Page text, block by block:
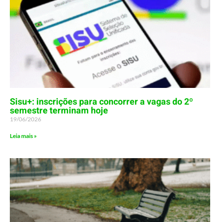
Sisu+: inscrições para concorrer a vagas do 2º
semestre terminam hoje
19/06/2026
Leia mais »